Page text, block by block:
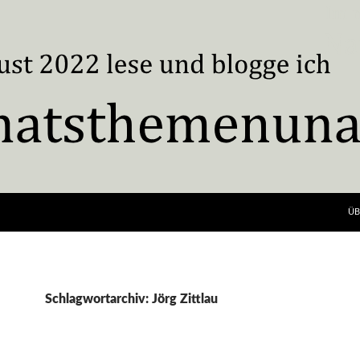
Schlagwortarchiv: Jörg Zittlau